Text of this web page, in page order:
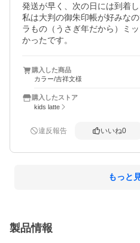
発送が早く、次の日には到着し
私は大判の御朱印帳が好みな
ラもの（うさぎ年だから）ミ
かったです。
購入した商品
カラー/吉祥文様
購入したストア
kids latte
違反報告 いいね0
もっと
製品情報